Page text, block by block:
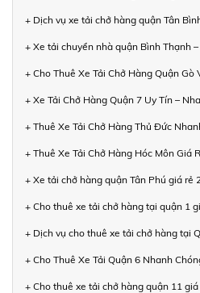
+ Dịch vụ xe tải chở hàng quận Tân
+ Xe tải chuyển nhà quận Bình Thạnh
+ Cho Thuê Xe Tải Chở Hàng Quận Gò
+ Xe Tải Chở Hàng Quận 7 Uy Tín –
+ Thuê Xe Tải Chở Hàng Thủ Đức
+ Thuê Xe Tải Chở Hàng Hóc Môn Giá
+ Xe tải chở hàng quận Tân Phú giá rẻ
+ Cho thuê xe tải chở hàng tại quận 1
+ Dịch vụ cho thuê xe tải chở hàng tại
+ Cho Thuê Xe Tải Quận 6 Nhanh
+ Cho thuê xe tải chở hàng quận 11